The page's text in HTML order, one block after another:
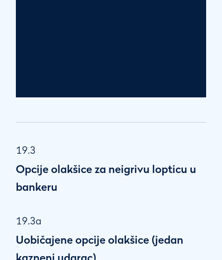
19.3
Opcije olakšice za neigrivu lopticu u
bankeru
19.3a
Uobičajene opcije olakšice (jedan